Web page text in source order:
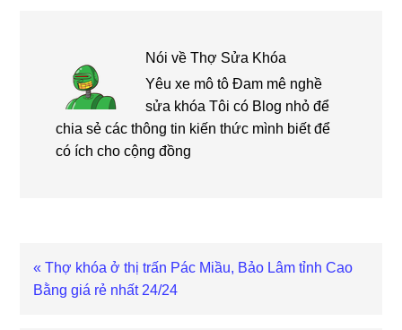
Nói vềThợ Sửa Khóa
Yêu xe mô tô Đam mê nghề
sửa khóa Tôi có Blog nhỏ để
chia sẻ các thông tin kiến thức mình biết để
có ích cho cộng đồng
Bài
viết
« Thợ khóa ở thị trấn Pác Miầu, Bảo Lâm tỉnh Cao
Bằng giá rẻ nhất 24/24